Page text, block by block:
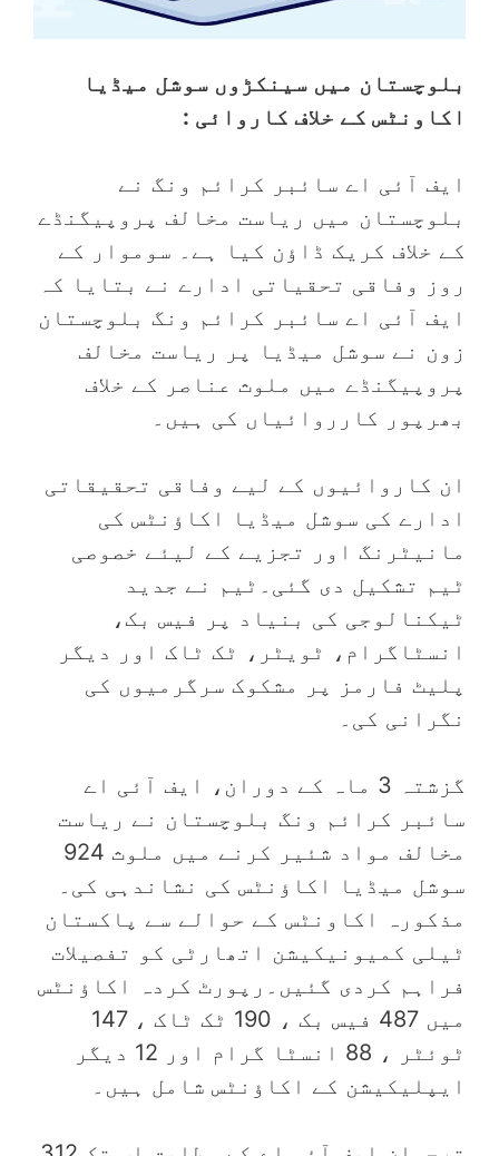
بلوچستان میں سینکڑوں سوشل میڈیا
اکاونٹس کے خلاف کاروائی :
ایف آئی اے سائبر کرائم ونگ نے
بلوچستان میں ریاست مخالف پروپیگنڈے
کے خلاف کریک ڈاؤن کیا ہے۔ سوموار کے
روز وفاقی تحقیاتی ادارے نے بتایا کہ
ایف آئی اے سائبر کرائم ونگ بلوچستان
زون نے سوشل میڈیا پر ریاست مخالف
پروپیگنڈے میں ملوث عناصر کے خلاف
بھرپور کارروائیاں کی ہیں۔
ان کاروائیوں کے لیے وفاقی تحقیقاتی
ادارے کی سوشل میڈیا اکاؤنٹس کی
مانیٹرنگ اور تجزیے کے لیئے خصوصی
ٹیم تشکیل دی گئی۔ٹیم نے جدید
ٹیکنالوجی کی بنیاد پر فیس بک،
انسٹاگرام، ٹویٹر، ٹک ٹاک اور دیگر
پلیٹ فارمز پر مشکوک سرگرمیوں کی
نگرانی کی۔
گزشتہ 3 ماہ کے دوران، ایف آئی اے
سائبر کرائم ونگ بلوچستان نے ریاست
مخالف مواد شئیر کرنے میں ملوث 924
سوشل میڈیا اکاؤنٹس کی نشاندہی کی۔
مذکورہ اکاونٹس کے حوالے سے پاکستان
ٹیلی کمیونیکیشن اتھارٹی کو تفصیلات
فراہم کردی گئیں۔رپورٹ کردہ اکاؤنٹس
میں 487 فیس بک ، 190 ٹک ٹاک ، 147
ٹوئٹر ، 88 انسٹا گرام اور 12 دیگر
ایپلیکیشن کے اکاؤنٹس شامل ہیں۔